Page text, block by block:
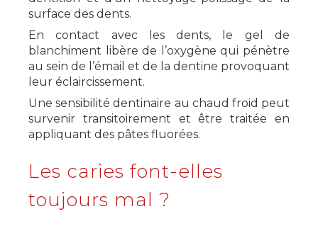
surface des dents.
En contact avec les dents, le gel de
blanchiment libère de l’oxygène qui pénètre
au sein de l’émail et de la dentine provoquant
leur éclaircissement.
Une sensibilité dentinaire au chaud froid peut
survenir transitoirement et être traitée en
appliquant des pâtes fluorées.
Les caries font-elles
toujours mal ?